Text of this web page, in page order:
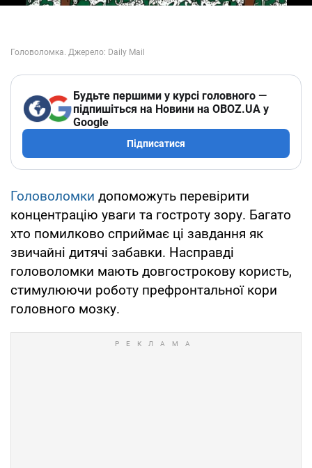
Будьте першими у курсі головного —
підпишіться на Новини на OBOZ.UA у
Google
Підписатися
Головоломки допоможуть перевірити
концентрацію уваги та гостроту зору. Багато
хто помилково сприймає ці завдання як
звичайні дитячі забавки. Насправді
головоломки мають довгострокову користь,
стимулюючи роботу префронтальної кори
головного мозку.